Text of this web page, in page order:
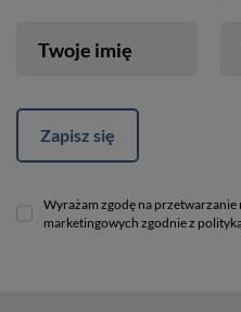
Twoje imię
Zapisz się
Wyrażam zgodę na
marketingowych zgodnie z